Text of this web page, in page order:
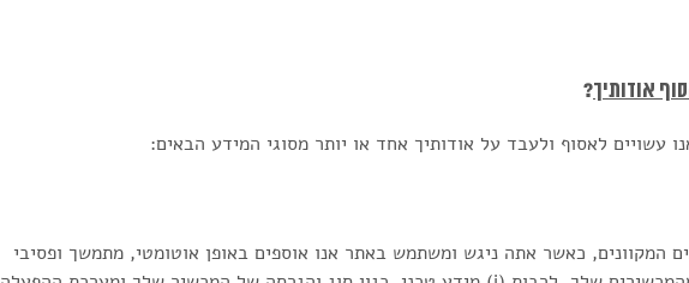
אודותיך?
לאסוף ולעבד על אודותיך אחד או יותר מסוגי המידע הבאים:
המקוונים, כאשר אתה ניגש ומשתמש באתר אנו אוספים באופן אוטומטי, מתמשך ופסיבי